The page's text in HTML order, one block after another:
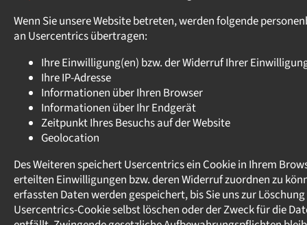
Wenn Sie unsere Website betreten, werden folgende
an Usercentrics übertragen:
Ihre Einwilligung(en) bzw. der Widerruf Ihrer
Ihre IP-Adresse
Informationen über Ihren Browser
Informationen über Ihr Endgerät
Zeitpunkt Ihres Besuchs auf der Website
Geolocation
Des Weiteren speichert Usercentrics ein Cookie in Ihrem
erteilten Einwilligungen bzw. deren Widerruf zuordnen zu
erfassten Daten werden gespeichert, bis Sie uns zur
Usercentrics-Cookie selbst löschen oder der Zweck für die